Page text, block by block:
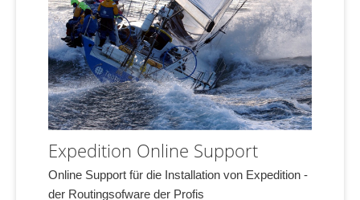
Expedition Online Support
Online Support für die Installation von Expedition -
der Routingsofware der Profis